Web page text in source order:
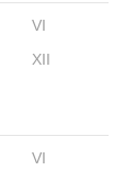
VI
XII
VI